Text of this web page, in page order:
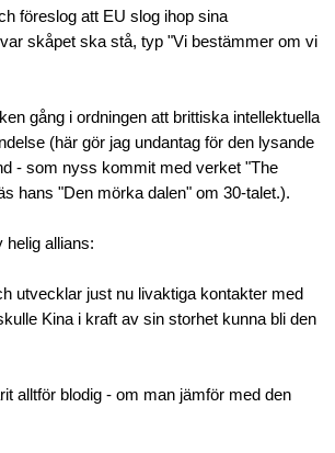
föreslog att EU slog ihop sina
skåpet ska stå, typ "Vi bestämmer om vi
gång i ordningen att brittiska intellektuella
(här gör jag undantag för den lysande
- som nyss kommit med verket "The
hans "Den mörka dalen" om 30-talet.).
helig allians:
utvecklar just nu livaktiga kontakter med
Kina i kraft av sin storhet kunna bli den
alltför blodig - om man jämför med den